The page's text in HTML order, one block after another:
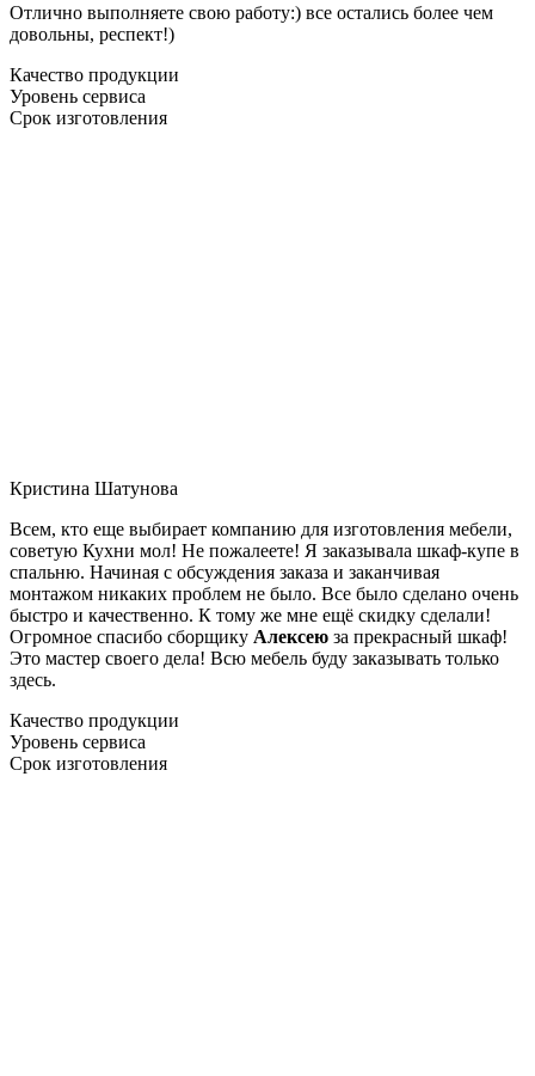
Отлично выполняете свою работу:) все остались более чем
довольны, респект!)
Качество продукции
Уровень сервиса
Срок изготовления
Кристина Шатунова
Всем, кто еще выбирает компанию для изготовления мебели,
советую Кухни мол! Не пожалеете! Я заказывала шкаф-купе в
спальню. Начиная с обсуждения заказа и заканчивая
монтажом никаких проблем не было. Все было сделано очень
быстро и качественно. К тому же мне ещё скидку сделали!
Огромное спасибо сборщику Алексею за прекрасный шкаф!
Это мастер своего дела! Всю мебель буду заказывать только
здесь.
Качество продукции
Уровень сервиса
Срок изготовления